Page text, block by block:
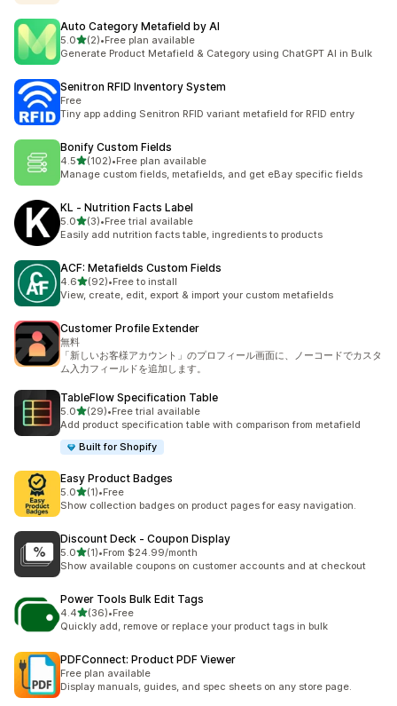
Auto Category Metafield by AI
5.0별 5개 중
(2)
총 리뷰 2개
•Free plan available
Generate Product Metafield & Category using ChatGPT AI in Bulk
Senitron RFID Inventory System
Free
Tiny app adding Senitron RFID variant metafield for RFID entry
Bonify Custom Fields
4.5별 5개 중
(102)
총 리뷰 102개
•Free plan available
Manage custom fields, metafields, and get eBay specific fields
KL ‑ Nutrition Facts Label
5.0별 5개 중
(3)
총 리뷰 3개
•Free trial available
Easily add nutrition facts table, ingredients to products
ACF: Metafields Custom Fields
4.6별 5개 중
(92)
총 리뷰 92개
•Free to install
View, create, edit, export & import your custom metafields
Customer Profile Extender
無料
「新しいお客様アカウント」のプロフィール画面に、ノーコードでカスタ
ム入力フィールドを追加します。
TableFlow Specification Table
5.0별 5개 중
(29)
총 리뷰 29개
•Free trial available
Add product specification table with comparison from metafield
Built for Shopify
Easy Product Badges
5.0별 5개 중
(1)
총 리뷰 1개
•Free
Show collection badges on product pages for easy navigation.
Discount Deck ‑ Coupon Display
5.0별 5개 중
(1)
총 리뷰 1개
•From $24.99/month
Show available coupons on customer accounts and at checkout
Power Tools Bulk Edit Tags
4.4별 5개 중
(36)
총 리뷰 36개
•Free
Quickly add, remove or replace your product tags in bulk
PDFConnect: Product PDF Viewer
Free plan available
Display manuals, guides, and spec sheets on any store page.